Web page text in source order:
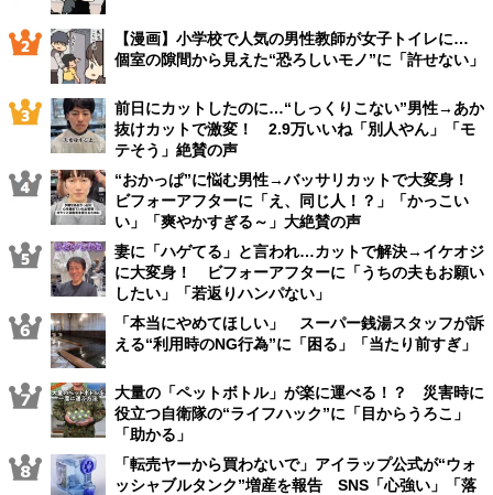
【漫画】小学校で人気の男性教師が女子トイレに…
個室の隙間から見えた“恐ろしいモノ”に「許せない」
前日にカットしたのに…“しっくりこない”男性→あか
抜けカットで激変！ 2.9万いいね「別人やん」「モ
テそう」絶賛の声
“おかっぱ”に悩む男性→バッサリカットで大変身！
ビフォーアフターに「え、同じ人！？」「かっこい
い」「爽やかすぎる～」大絶賛の声
妻に「ハゲてる」と言われ…カットで解決→イケオジ
に大変身！ ビフォーアフターに「うちの夫もお願い
したい」「若返りハンパない」
「本当にやめてほしい」 スーパー銭湯スタッフが訴
える“利用時のNG行為”に「困る」「当たり前すぎ」
大量の「ペットボトル」が楽に運べる！？ 災害時に
役立つ自衛隊の“ライフハック”に「目からうろこ」
「助かる」
「転売ヤーから買わないで」アイラップ公式が“ウォ
ッシャブルタンク”増産を報告 SNS「心強い」「落